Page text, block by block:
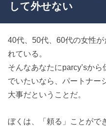
して外せない
40代、50代、60代の女性
れている。
そんなあなたにparcy’sか
でいたいなら、パートナー
大事だということだ。
ぼくは、「頼る」ことがで